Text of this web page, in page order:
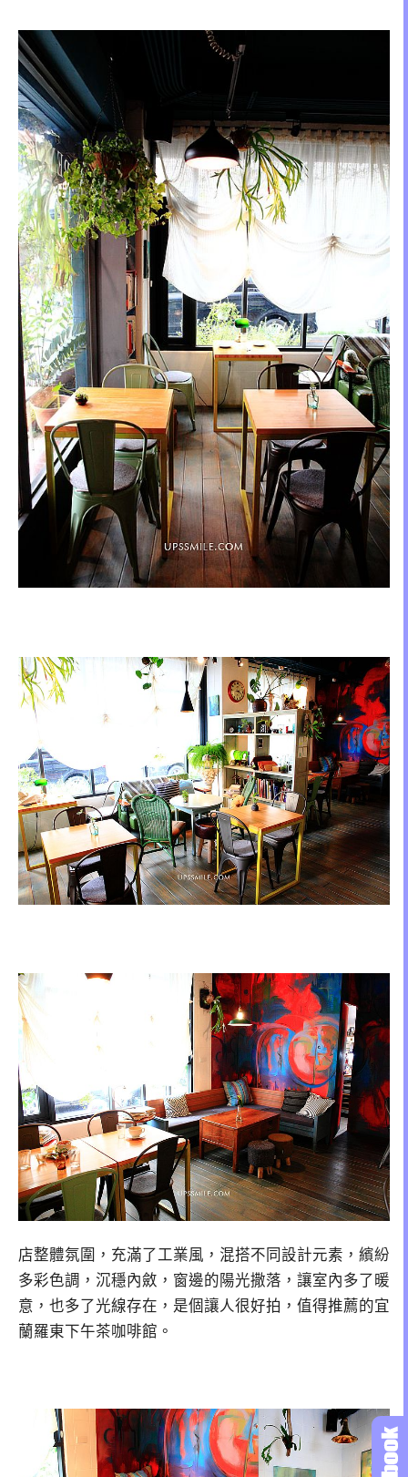
店整體氛圍，充滿了工業風，混搭不同設計元素，繽紛
多彩色調，沉穩內斂，窗邊的陽光撒落，讓室內多了暖
意，也多了光線存在，是個讓人很好拍，值得推薦的宜
蘭羅東下午茶咖啡館。